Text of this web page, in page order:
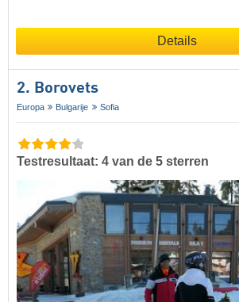
Details
2. Borovets
Europa Bulgarije Sofia
Testresultaat: 4 van de 5 sterren